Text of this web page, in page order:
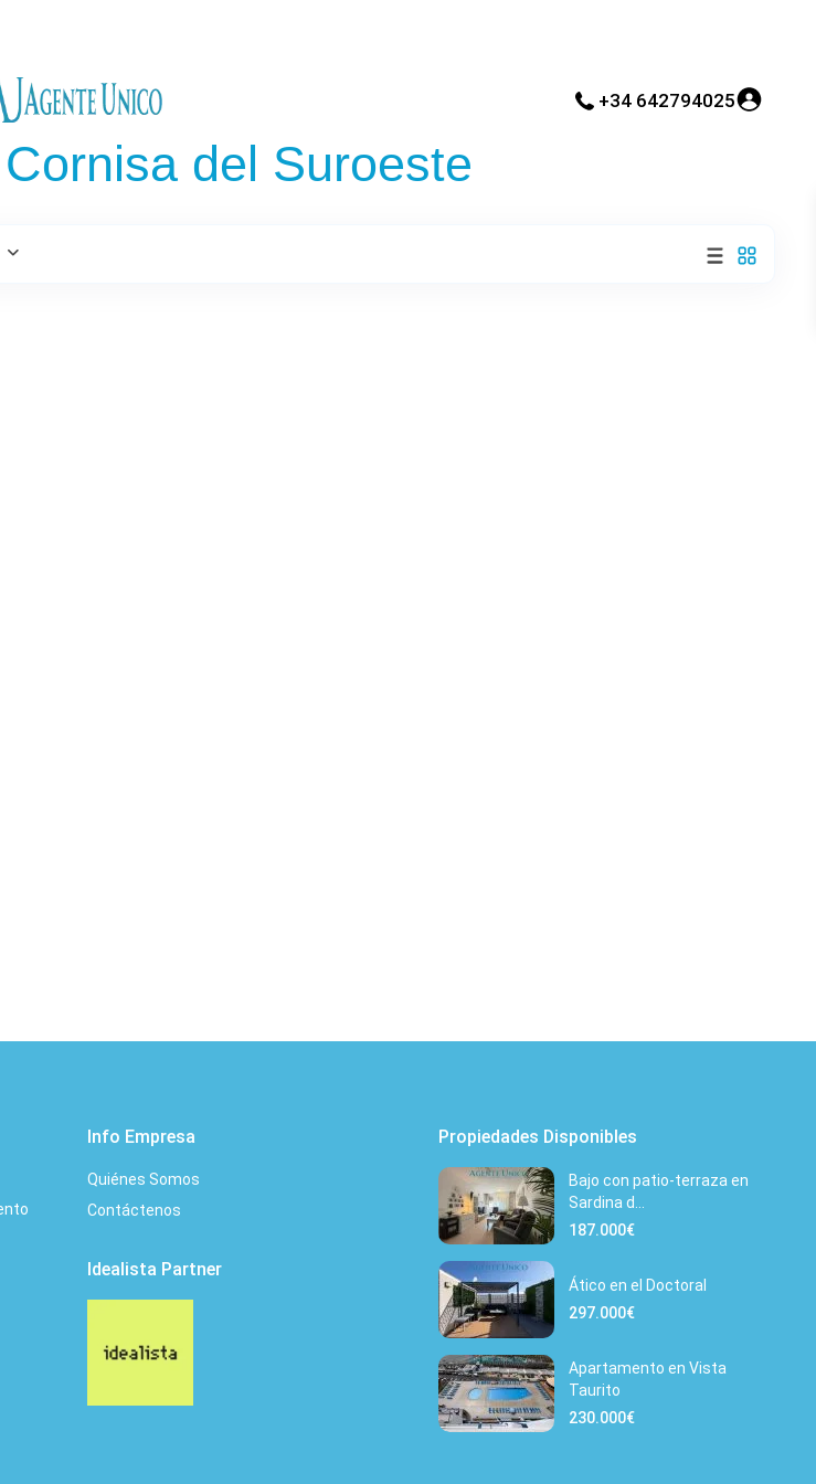
+34 642794025
del Suroeste
Info Empresa
Quiénes Somos
Contáctenos
Idealista Partner
Propiedades Disponibles
Bajo con patio-terraza en
Sardina d...
187.000€
Ático en el Doctoral
297.000€
Apartamento en Vista
Taurito
230.000€